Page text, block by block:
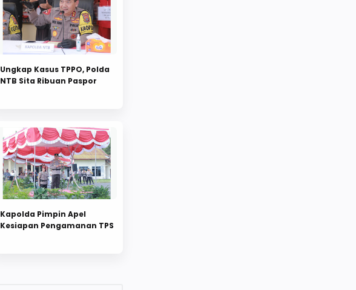
Ungkap Kasus TPPO, Polda
NTB Sita Ribuan Paspor
Kapolda Pimpin Apel
Kesiapan Pengamanan TPS